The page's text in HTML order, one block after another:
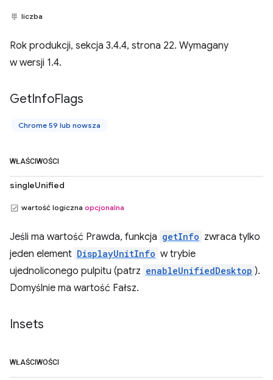
liczba
Rok produkcji, sekcja 3.4.4, strona 22. Wymagany
w wersji 1.4.
GetInfoFlags
Chrome 59 lub nowsza
WŁAŚCIWOŚCI
singleUnified
wartość logiczna opcjonalna
Jeśli ma wartość Prawda, funkcja getInfo zwraca tylko
jeden element DisplayUnitInfo w trybie
ujednoliconego pulpitu (patrz enableUnifiedDesktop ).
Domyślnie ma wartość Fałsz.
Insets
WŁAŚCIWOŚCI